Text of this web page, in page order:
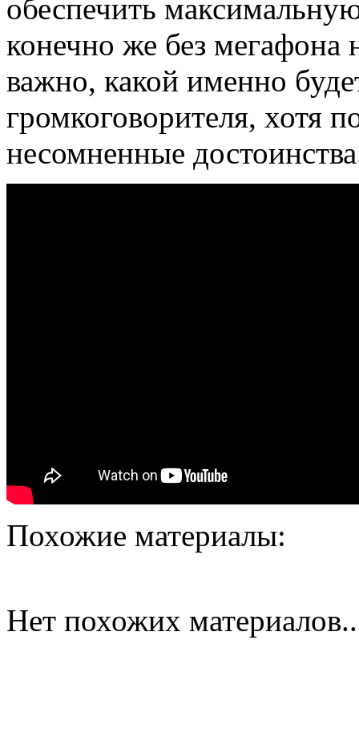
обеспечить
конечно же без мегафона
важно, какой именно
громкоговорителя, хотя
несомненные
Похожие материалы:
Нет похожих